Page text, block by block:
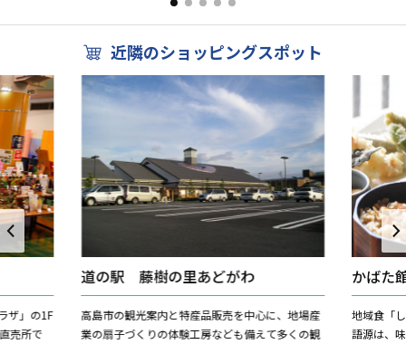
虹の家には、卓球・...
近隣のショッピングスポット
ザ」の1F
売所で
道の駅 藤樹の里あどがわ
高島市の観光案内と特産品販売を中心に、地場産
業の扇子づくりの体験工房なども備えて多くの観
かばた
地域食「
語源は、